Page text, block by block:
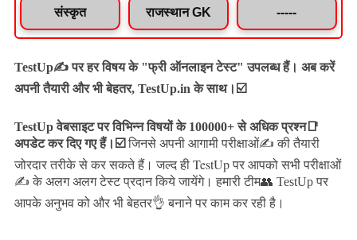
संस्कृत राजस्थान GK -----
TestUp✍️ पर हर विषय के "फ्री ऑनलाइन टेस्ट" उपलब्ध हैं। अब करें
अपनी तैयारी और भी बेहतर, TestUp.in के साथ।☑️
TestUp वेबसाइट पर विभिन्न विषयों के 100000+ से अधिक प्रश्न📑
अपडेट कर दिए गए हैं। ☑️ जिनसे अपनी आगामी परीक्षाओं✍️ की तैयारी
जोरदार तरीके से कर सकते हैं।जल्द ही TestUp पर आपको सभी परीक्षाओं
✍️ के अलग अलग टेस्ट प्रदान किये जायेंगे। हमारी टीम👥 TestUp पर
आपके अनुभव को और भी बेहतर👌 बनाने पर काम कर रही है।